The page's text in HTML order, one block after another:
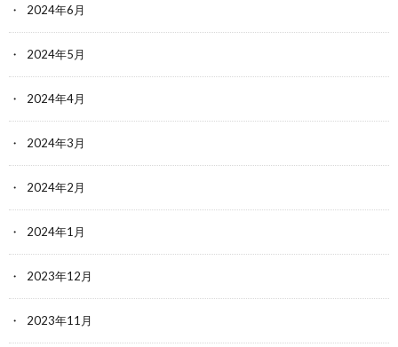
2024年6月
2024年5月
2024年4月
2024年3月
2024年2月
2024年1月
2023年12月
2023年11月